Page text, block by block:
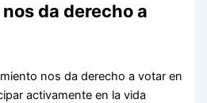
da derecho a
nos da derecho a votar en
activamente en la vida